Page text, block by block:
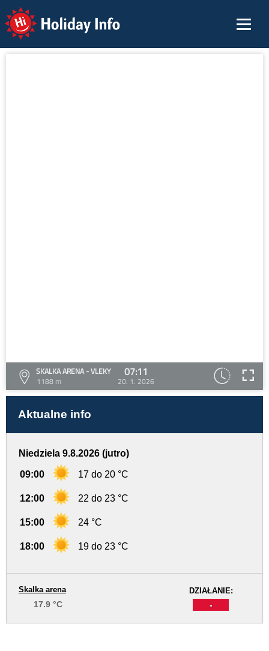
Holiday Info
SKALKA ARENA - VLEKY
1188 m
07:11
20. 1. 2026
Aktualne info
Niedziela 9.8.2026 (jutro)
09:00 17 do 20 °C
12:00 22 do 23 °C
15:00 24 °C
18:00 19 do 23 °C
DZIAŁANIE:
-
Skalka arena
17.9 °C